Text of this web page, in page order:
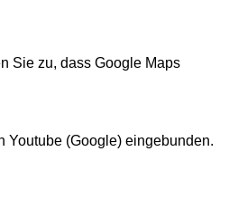
Sie zu, dass Google Maps
Youtube (Google) eingebunden.